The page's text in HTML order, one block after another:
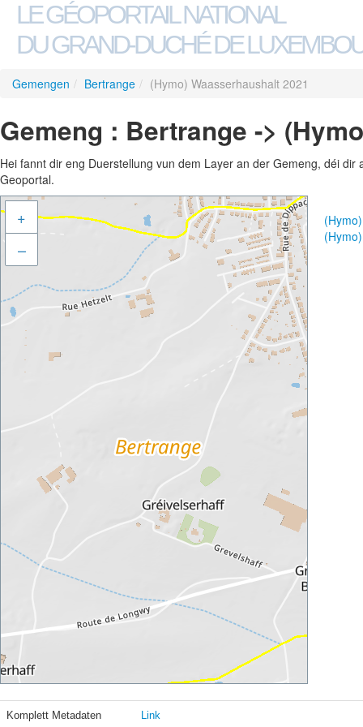
LE GÉOPORTAIL NATIONAL
DU GRAND-DUCHÉ DE
Gemengen / Bertrange / (Hymo) Waasserhaushalt 2021
Gemeng : Bertrange ->
Hei fannt dir eng Duerstellung vun dem Layer an der Gemeng, déi
Geoportal.
+
–
Komplett Metadaten Link